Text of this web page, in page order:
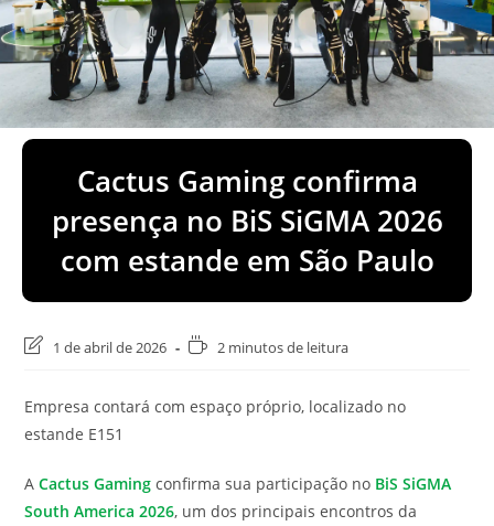
Cactus Gaming confirma
presença no BiS SiGMA 2026
com estande em São Paulo
Última
post:
1 de abril de 2026
Tempo2 minutos de leitura
Empresa contará com espaço próprio, localizado no
estande E151
A Cactus Gaming confirma sua participação no BiS SiGMA
South America 2026, um dos principais encontros da